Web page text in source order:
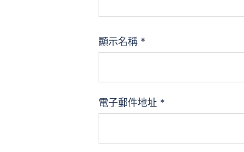
顯示名稱 *
電子郵件地址 *